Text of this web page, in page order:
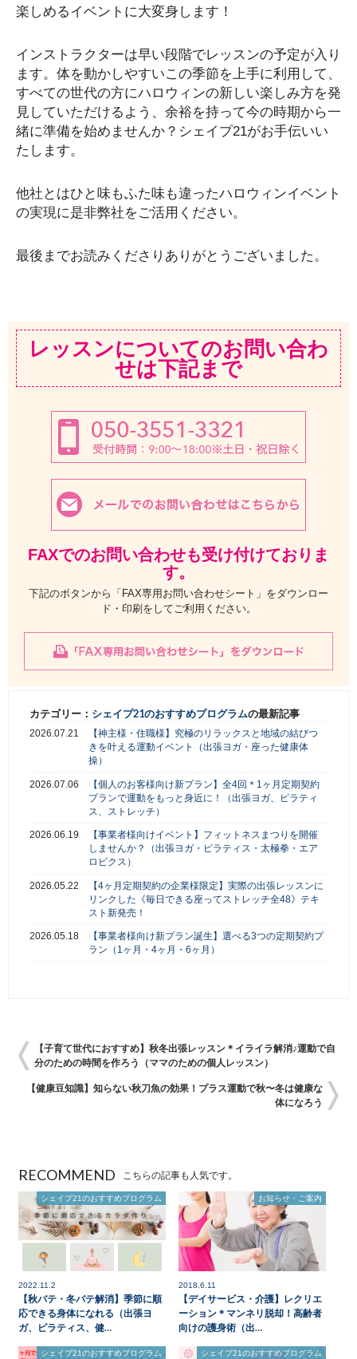
楽しめるイベントに大変身します！
インストラクターは早い段階でレッスンの予定が入り
ます。体を動かしやすいこの季節を上手に利用して、
すべての世代の方にハロウィンの新しい楽しみ方を発
見していただけるよう、余裕を持って今の時期から一
緒に準備を始めませんか？シェイプ21がお手伝いい
たします。
他社とはひと味もふた味も違ったハロウィンイベント
の実現に是非弊社をご活用ください。
最後までお読みくださりありがとうございました。
レッスンについてのお問い合わ
せは下記まで
FAXでのお問い合わせも受け付けておりま
す。
下記のボタンから「FAX専用お問い合わせシート」をダウンロー
ド・印刷をしてご利用ください。
カテゴリー： シェイプ21のおすすめプログラムの最新記事
2026.07.21
【神主様・住職様】究極のリラックスと地域の結びつ
きを叶える運動イベント（出張ヨガ・座った健康体
操）
2026.07.06
【個人のお客様向け新プラン】全4回＊1ヶ月定期契約
プランで運動をもっと身近に！（出張ヨガ、ピラティ
ス、ストレッチ）
2026.06.19
【事業者様向けイベント】フィットネスまつりを開催
しませんか？（出張ヨガ・ピラティス・太極拳・エア
ロビクス）
2026.05.22
【4ヶ月定期契約の企業様限定】実際の出張レッスンに
リンクした《毎日できる座ってストレッチ全48》テキ
スト新発売！
2026.05.18
【事業者様向け新プラン誕生】選べる3つの定期契約プ
ラン（1ヶ月・4ヶ月・6ヶ月）
【子育て世代におすすめ】秋冬出張レッスン＊イライラ解消♪運動で自
分のための時間を作ろう（ママのための個人レッスン）
【健康豆知識】知らない秋刀魚の効果！プラス運動で秋〜冬は健康な
体になろう
RECOMMEND こちらの記事も人気です。
シェイプ21のおすすめプログラム
2022.11.2
【秋バテ・冬バテ解消】季節に順
応できる身体になれる（出張ヨ
ガ、ピラティス、健…
お知らせ・ご案内
2018.6.11
【デイサービス・介護】レクリエ
ーション＊マンネリ脱却！高齢者
向けの護身術（出…
シェイプ21のおすすめプログラム シェイプ21のおすすめプログラム